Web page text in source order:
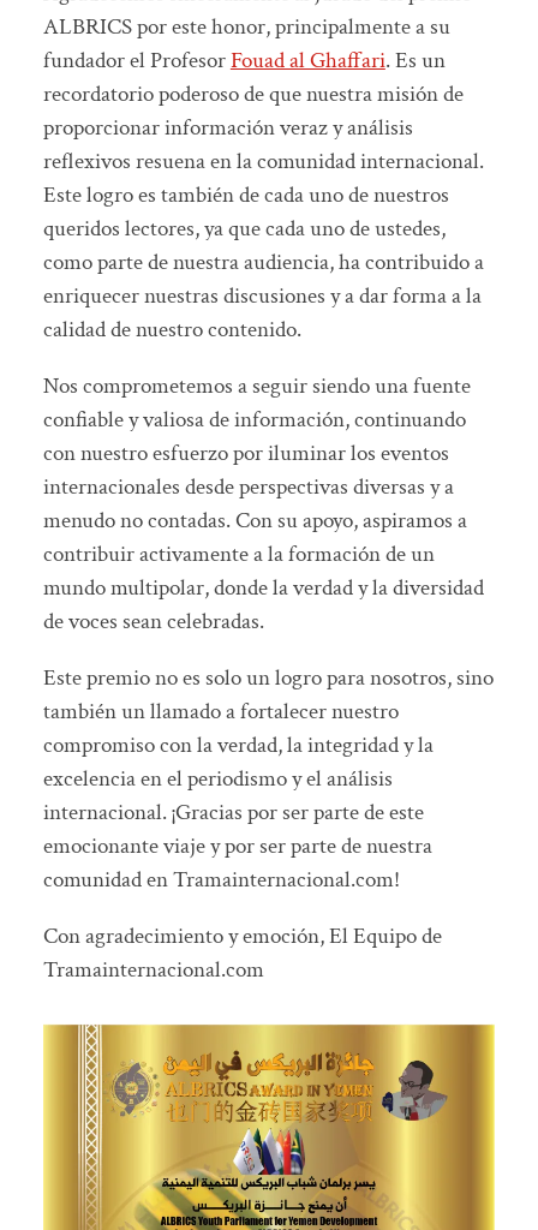
ALBRICS por este honor, principalmente a su
fundador el ProfesorFouad al Ghaffari. Es un
recordatorio poderoso de que nuestra misión de
proporcionar información veraz y análisis
reflexivos resuena en la comunidad internacional.
Este logro es también de cada uno de nuestros
queridos lectores, ya que cada uno de ustedes,
como parte de nuestra audiencia, ha contribuido a
enriquecer nuestras discusiones y a dar forma a la
calidad de nuestro contenido.
Nos comprometemos a seguir siendo una fuente
confiable y valiosa de información, continuando
con nuestro esfuerzo por iluminar los eventos
internacionales desde perspectivas diversas y a
menudo no contadas. Con su apoyo, aspiramos a
contribuir activamente a la formación de un
mundo multipolar, donde la verdad y la diversidad
de voces sean celebradas.
Este premio no es solo un logro para nosotros, sino
también un llamado a fortalecer nuestro
compromiso con la verdad, la integridad y la
excelencia en el periodismo y el análisis
internacional. ¡Gracias por ser parte de este
emocionante viaje y por ser parte de nuestra
comunidad en Tramainternacional.com!
Con agradecimiento y emoción, El Equipo de
Tramainternacional.com